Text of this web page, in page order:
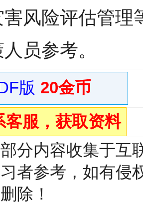
害风险评估管理
员参考。
版 20金币
客服，获取资料
分内容收集于互
者参考，如有侵
除！